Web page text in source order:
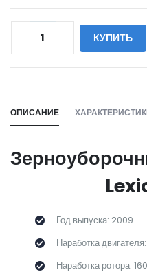
КУПИТЬ
ОПИСАНИЕ
Год выпуска: 2009
Наработка
Наработка ротора: